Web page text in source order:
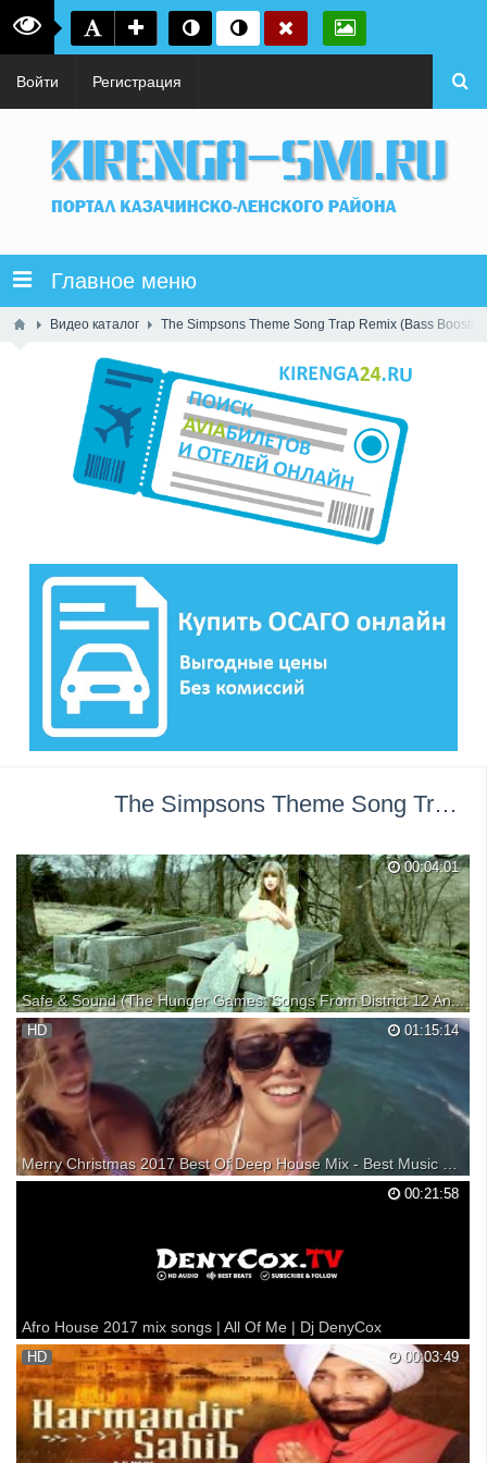
Войти Регистрация
Главное меню
Видео каталог The Simpsons Theme Song Trap Remix (Bass
The Simpsons Theme Song Trap Remix (Bass Boosted) →
00:04:01
Safe & Sound (The Hunger Games: Songs From District 12 An...
Music video by Taylor Swift performing Safe & Sound. (C) 2012 Big
Machine Records, LLC Buy Now! iTunes -
http://itunes.apple.com/us/album/safe-sound-from-hun...
01:15:14
HD
Merry Christmas 2017 Best Of Deep House Mix - Best Music Songs Mix - by Mr Lumoss
Merry Christmas 2017 Best Of Deep House Mix - Best Music Songs00:21:58
Afro House 2017 mix songs | All Of Me | Dj DenyCox
▶Se vocês não quer a sua música aqui , por Favor comente ou entre
em contacto conosco antes de registrar uma reclamação de direitos de
autor e sua música vai ser removida imediatamente!!
__________________________________________ ▶Best Remi...
00:03:49
HD